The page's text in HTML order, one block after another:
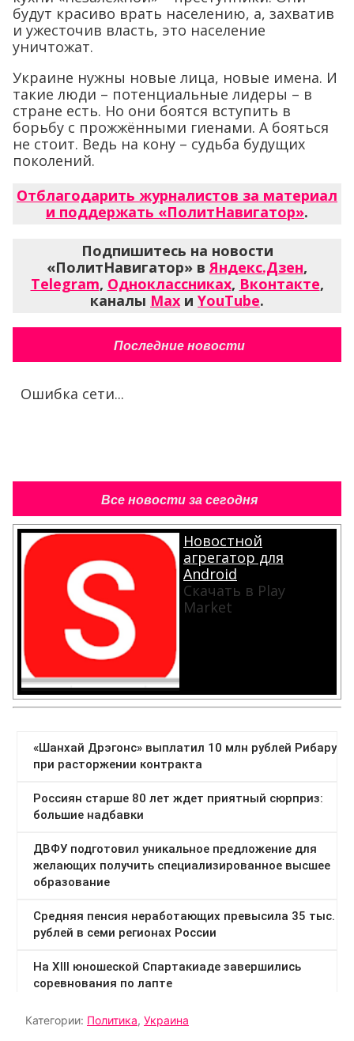
будут красиво врать населению, а, захватив
и ужесточив власть, это население
уничтожат.
Украине нужны новые лица, новые имена. И
такие люди – потенциальные лидеры – в
стране есть. Но они боятся вступить в
борьбу с прожжёнными гиенами. А бояться
не стоит. Ведь на кону – судьба будущих
поколений.
Отблагодарить журналистов за материал
и поддержать «ПолитНавигатор».
Подпишитесь на новости
«ПолитНавигатор» в Яндекс.Дзен,
Telegram, Одноклассниках, Вконтакте,
каналы Max и YouTube.
Последние новости
Ошибка сети...
Все новости за сегодня
Новостной
агрегатор для
Android
Скачать в Play
Market
Категории: Политика, Украина